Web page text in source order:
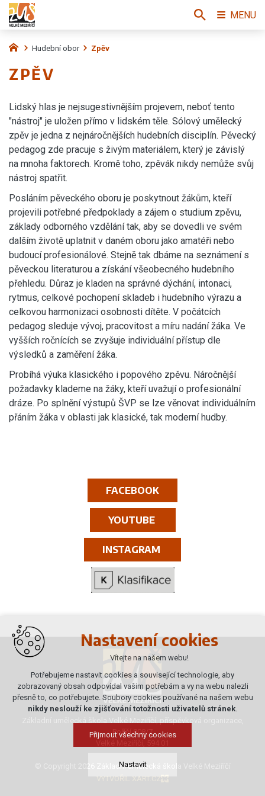
FACEBOOK
YOUTUBE
INSTAGRAM
Hudební obor Zpěv
ZPĚV
Lidský hlas je nejsugestivnějším projevem, neboť tento
"nástroj" je uložen přímo v lidském těle. Sólový umělecký
zpěv je jedna z nejnáročnějších hudebních disciplín. Pěvecký
pedagog zde pracuje s živým materiálem, který je závislý
na mnoha faktorech. Kromě toho, zpěvák nikdy nemůže svůj
nástroj spatřit.
Posláním pěveckého oboru je poskytnout žákům, kteří
projevili potřebné předpoklady a zájem o studium zpěvu,
základy odborného vzdělání tak, aby se dovedli ve svém
dalším životě uplatnit v daném oboru jako amatéři nebo
budoucí profesionálové. Stejně tak dbáme na seznámení s
pěveckou literaturou a získání všeobecného hudebního
přehledu. Důraz je kladen na správné dýchání, intonaci,
rytmus, celkové pochopení skladeb i hudebního výrazu a
celkovou harmonizaci osobnosti dítěte. V počátcích
pedagog sleduje vývoj, pracovitost a míru nadání žáka. Ve
vyšších ročnících se zvyšuje individuální přístup dle
výsledků a zaměření žáka.
Probíhá výuka klasického i popového zpěvu. Náročnější
požadavky klademe na žáky, kteří uvažují o profesionální
dráze. Po splnění výstupů ŠVP se lze věnovat individuálním
přáním žáka v oblasti jak klasické, tak moderní hudby.
Poříčí 808/7
© Copyright 2026 Základní umělecká škola Velké Meziříčí
VYTVOŘIL XART.CZ
MENU
Nastavení cookies
Vítejte na našem webu!
Potřebujeme nastavit cookies a související technologie, aby
zobrazovaný obsah odpovídal vašim potřebám a vy na webu nalezli
přesně to, co potřebujete. Soubory cookies používané na našem webu
nikdy neslouží ke zjišťování totožnosti uživatelů stránek.
Přijmout všechny cookies
Nastavit